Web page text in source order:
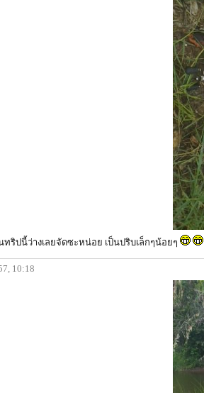
ริปนี้ว่างเลยจัดซะหน่อย เป็นปริบเล็กๆน้อยๆ
10:18